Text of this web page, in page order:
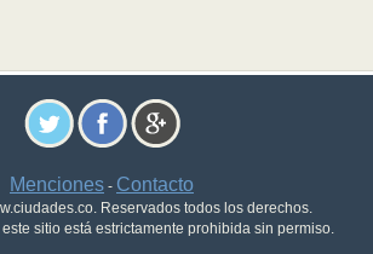
Menciones - Contacto
Reservados todos los derechos.
sitio está estrictamente prohibida sin permiso.